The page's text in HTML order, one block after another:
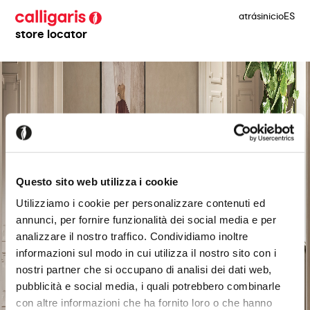
Questo sito web utilizza i cookie
Utilizziamo i cookie per personalizzare contenuti ed
annunci, per fornire funzionalità dei social media e per
analizzare il nostro traffico. Condividiamo inoltre
informazioni sul modo in cui utilizza il nostro sito con i
nostri partner che si occupano di analisi dei dati web,
pubblicità e social media, i quali potrebbero combinarle
con altre informazioni che ha fornito loro o che hanno
store locator
atrásinicioES